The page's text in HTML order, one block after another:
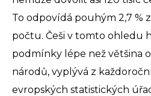
To odpovídá pouhým 2,7 %
počtu. Češi v tomto ohledu
podmínky lépe než většina
národů, vyplývá z
evropských statistických